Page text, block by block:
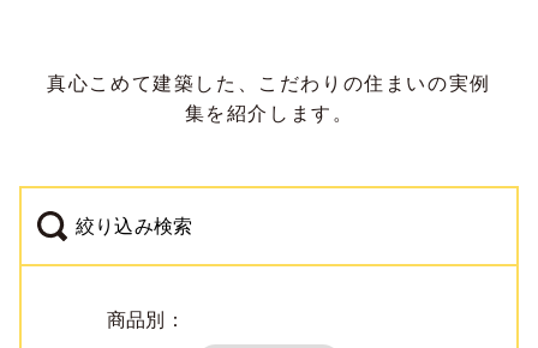
真心こめて建築した、こだわりの住まいの実例
集を紹介します。
絞り込み検索
商品別：